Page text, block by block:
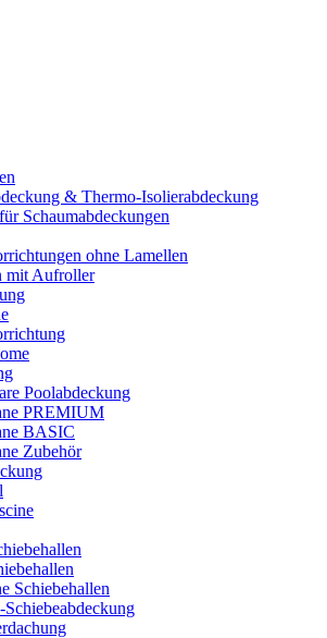
& Thermo-Isolierabdeckung
Schaumabdeckungen
ohne Lamellen
mit Aufroller
Poolabdeckung
PREMIUM
BASIC
Zubehör
Schiebehallen